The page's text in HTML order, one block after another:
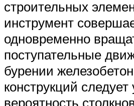
строительных
инструмент
одновременно
поступательные
бурении
конструкций
вероятность